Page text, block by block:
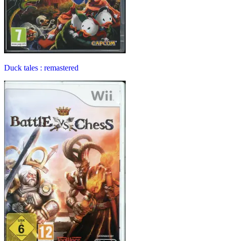
Duck tales : remastered